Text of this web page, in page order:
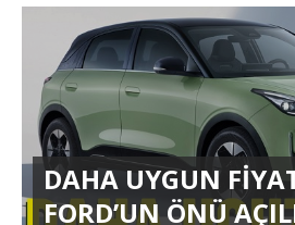
DAHA UYGUN
FORD’UN ÖNÜ